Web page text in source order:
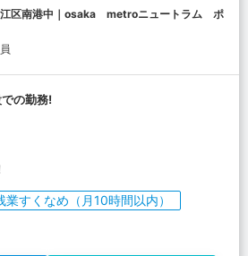
江区南港中｜osaka metroニュートラム ポ
の勤務!
業すくなめ（月10時間以内）